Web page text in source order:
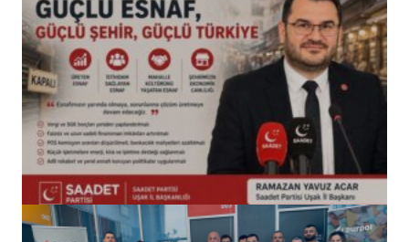
(başlıksız)
Alaattin Karahan tarafından 14/07/2026